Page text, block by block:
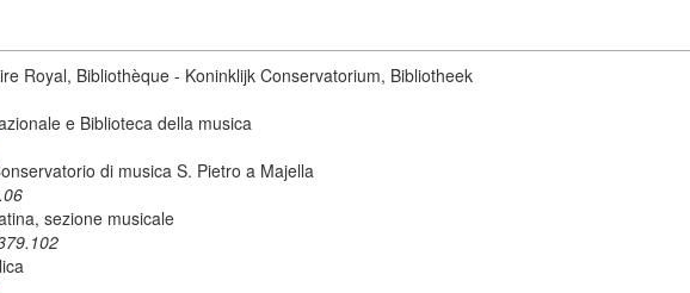
Royal, Bibliothèque - Koninklijk Conservatorium, Bibliotheek
e Biblioteca della musica
di musica S. Pietro a Majella
sezione musicale